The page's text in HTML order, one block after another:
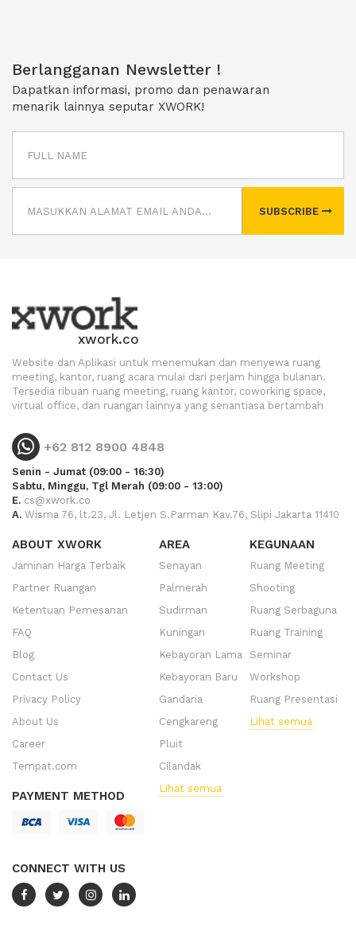
Berlangganan Newsletter !
Dapatkan informasi, promo dan penawaran
menarik lainnya seputar XWORK!
SUBSCRIBE
xwork.co
Website dan Aplikasi untuk menemukan dan menyewa ruang
meeting, kantor, ruang acara mulai dari perjam hingga bulanan.
Tersedia ribuan ruang meeting, ruang kantor, coworking space,
virtual office, dan ruangan lainnya yang senantiasa bertambah
+62 812 8900 4848
Senin - Jumat (09:00 - 16:30)
Sabtu, Minggu, Tgl Merah (09:00 - 13:00)
E. cs@xwork.co
A. Wisma 76, lt.23, Jl. Letjen S.Parman Kav.76, Slipi Jakarta 11410
ABOUT XWORK
Jaminan Harga Terbaik
Partner Ruangan
Ketentuan Pemesanan
FAQ
Blog
Contact Us
Privacy Policy
About Us
Career
Tempat.com
PAYMENT METHOD
CONNECT WITH US
AREA
Senayan
Palmerah
Sudirman
Kuningan
Kebayoran Lama
Kebayoran Baru
Gandaria
Cengkareng
Pluit
Cilandak
Lihat semua
KEGUNAAN
Ruang Meeting
Shooting
Ruang Serbaguna
Ruang Training
Seminar
Workshop
Ruang Presentasi
Lihat semua